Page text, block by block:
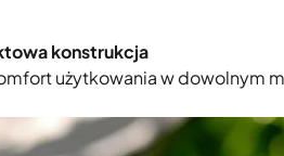
konstrukcja
użytkowania w dowolnym